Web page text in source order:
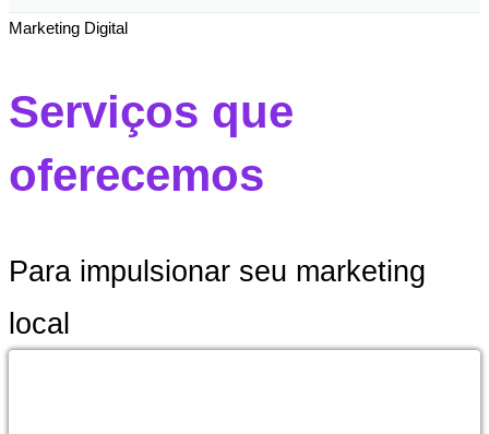
Marketing Digital
Serviços que
oferecemos
Para impulsionar seu marketing
local